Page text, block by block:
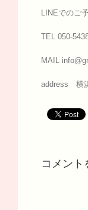
LINEでのご
TEL 050-
MAIL
address 横
コメント